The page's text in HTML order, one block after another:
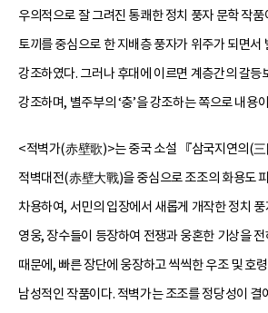
우의적으로 잘 그려진 통쾌한 정치 풍자 문학 작
토끼를 중심으로 한 지배층 풍자가 위주가 되면서
강조하였다. 그러나 후대에 이르면 계층간의 갈등
강조하며, 별주부의 ‘충’을 강조하는 쪽으로 내용
<적벽가(赤壁歌)>는 중국 소설 『삼국지연의(
적벽대전(赤壁大戰)을 중심으로 조조의 화용도
차용하여, 서민의 입장에서 새롭게 개작한 정치
영웅, 장수들이 등장하여 전쟁과 웅혼한 기상을 전
때문에, 빠른 장단에 웅장하고 씩씩한 우조 및 호
남성적인 작품이다. 적벽가는 조조를 정당성이 결